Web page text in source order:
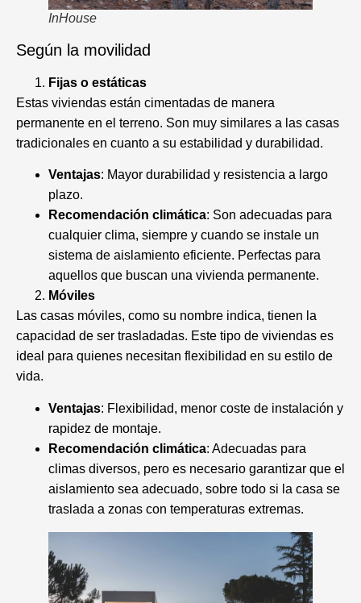
InHouse
Según la movilidad
Fijas o estáticas
Estas viviendas están cimentadas de manera
permanente en el terreno. Son muy similares a las casas
tradicionales en cuanto a su estabilidad y durabilidad.
Ventajas: Mayor durabilidad y resistencia a largo
plazo.
Recomendación climática: Son adecuadas para
cualquier clima, siempre y cuando se instale un
sistema de aislamiento eficiente. Perfectas para
aquellos que buscan una vivienda permanente.
Móviles
Las casas móviles, como su nombre indica, tienen la
capacidad de ser trasladadas. Este tipo de viviendas es
ideal para quienes necesitan flexibilidad en su estilo de
vida.
Ventajas: Flexibilidad, menor coste de instalación y
rapidez de montaje.
Recomendación climática: Adecuadas para
climas diversos, pero es necesario garantizar que el
aislamiento sea adecuado, sobre todo si la casa se
traslada a zonas con temperaturas extremas.